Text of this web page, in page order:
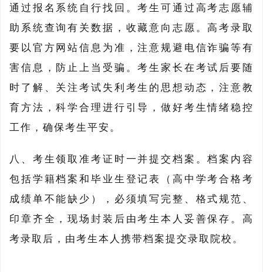
通过报名系统自行找回。考生可通过高考志愿辅
助系统查询有关数据，收藏意向志愿。高考录取
要以官方网站信息为准，注意规避电信诈骗等有
害信息，防止上当受骗。考生家长在考试后要随
时了解、关注考试失利考生的思想动态，注意教
育方法，科学合理进行引导，做好考生情绪稳控
工作，确保考生平安。
八、考生领取准考证时一并提交档案。档案内容
包括学籍档案和毕业生登记表（高中学考合格考
成绩单不能缺少），必须填写完整、格式规范、
印章齐全，现场封装后由考生本人妥善保存。高
考录取后，由考生本人携带档案提交录取院校。